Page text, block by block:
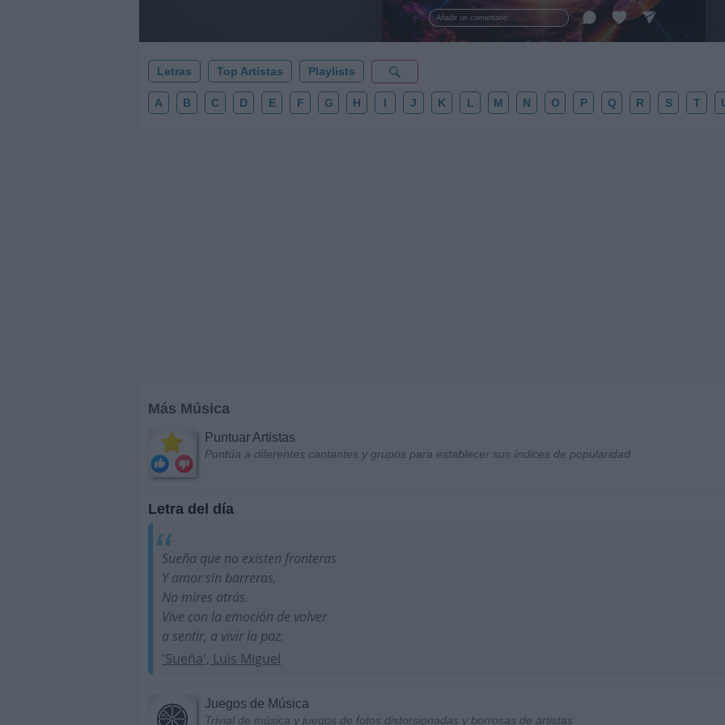
Añadir un comentario ...
esta colección para tu próxima noche estrellada!
✨⭐
Letras Top Artistas Playlists
A B C D E F G H I J K L M N O P Q R S T
Más Música
Puntuar Artistas
Puntúa a diferentes cantantes y grupos para establecer sus índices de popularidad
Letra del día
Sueña que no existen fronteras
Y amor sin barreras,
No mires atrás.
Vive con la emoción de volver
a sentir, a vivir la paz.
'Sueña', Luis Miguel
Juegos de Música
Trivial de música y juegos de fotos distorsionadas y borrosas de artistas